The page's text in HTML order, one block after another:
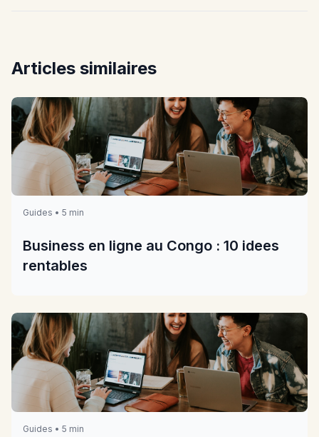
Articles similaires
Guides • 5 min
Business en ligne au Congo : 10 idees
rentables
Guides • 5 min